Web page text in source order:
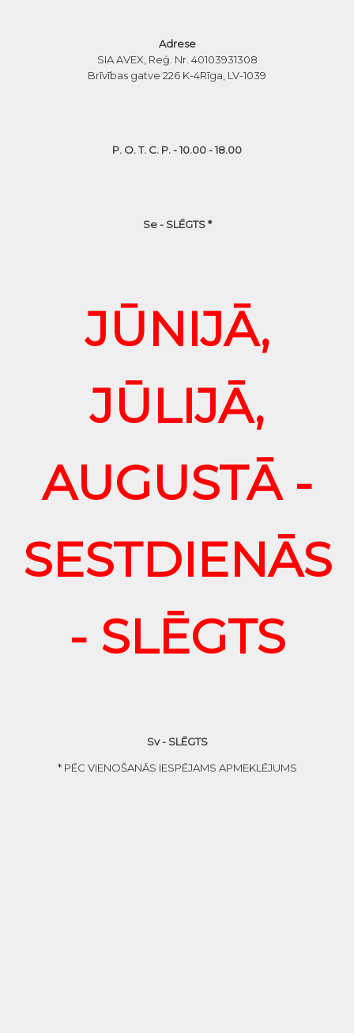
Adrese
SIA AVEX, Reģ. Nr. 40103931308
Brīvības gatve 226 K-4Rīga, LV-1039
P. O. T. C. P. - 10.00 - 18.00
Se - SLĒGTS *
JŪNIJĀ,
JŪLIJĀ,
AUGUSTĀ -
SESTDIENĀS
- SLĒGTS
Sv - SLĒGTS
* PĒC VIENOŠANĀS IESPĒJAMS APMEKLĒJUMS